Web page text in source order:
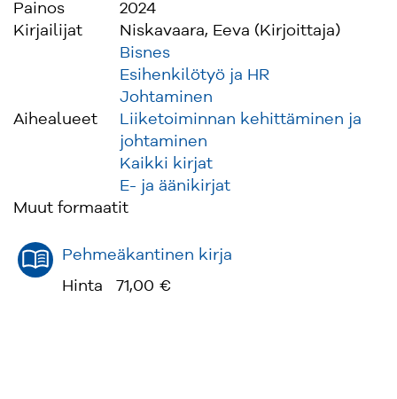
Painos
2024
Kirjailijat
Niskavaara, Eeva (Kirjoittaja)
Aihealueet
Bisnes
Esihenkilötyö ja HR
Johtaminen
Liiketoiminnan kehittäminen ja
johtaminen
Kaikki kirjat
E- ja äänikirjat
Muut formaatit
Pehmeäkantinen kirja
Hinta
71,00 €